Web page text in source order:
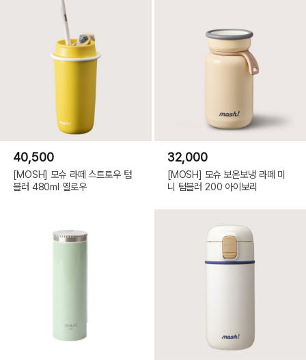
40,500
[MOSH] 모슈 라떼 스트로우 텀
블러 480ml 옐로우
32,000
[MOSH] 모슈 보온보냉 라떼 미
니 텀블러 200 아이보리